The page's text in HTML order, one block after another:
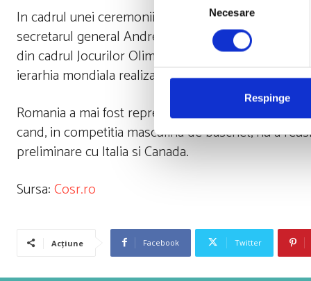
consimțământului
Necesare
Respinge
In cadrul unei ceremonii organizate la la
secretarul general Andreas Zagklis, FIBA a
din cadrul Jocurilor Olimpice din 2020 in baza
ierarhia mondiala realizata de FIBA pana la data de
Romania a mai fost reprezentata o singura data in
cand, in competitia masculina de baschet, nu a
preliminare cu Italia si Canada.
Sursa:Cosr.ro
Acțiune Facebook Twitter